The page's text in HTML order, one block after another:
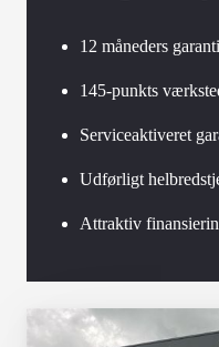
12 måneders
145-punkts
Serviceaktiveret
Udførligt
Attraktiv